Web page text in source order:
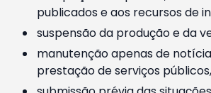
publicados e aos recursos de
suspensão da produção e da
manutenção apenas de
prestação de serviços